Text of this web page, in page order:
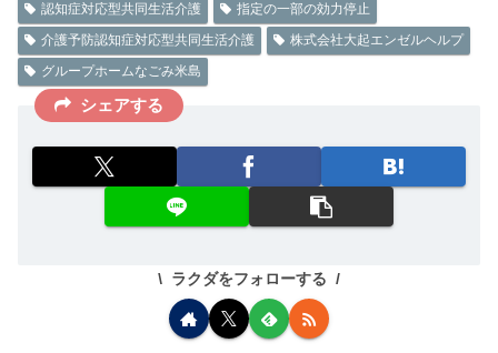
認知症対応型共同生活介護
指定の一部の効力停止
介護予防認知症対応型共同生活介護
株式会社大起エンゼルヘルプ
グループホームなごみ米島
シェアする
ラクダをフォローする